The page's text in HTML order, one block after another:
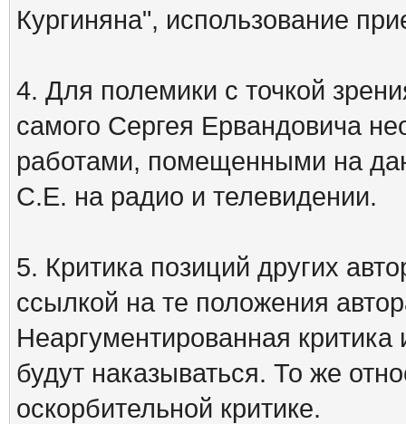
Кургиняна", использование
4. Для полемики с точкой
самого Сергея Ервандовича
работами, помещенными на
С.Е. на радио и телевидении.
5. Критика позиций других
ссылкой на те положения
Неаргументированная
будут наказываться. То же
оскорбительной критике.